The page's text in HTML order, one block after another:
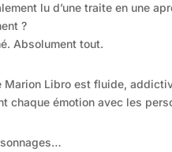
lu d’une traite en une
?
Absolument tout.
Marion Libro est fluide,
chaque émotion avec les